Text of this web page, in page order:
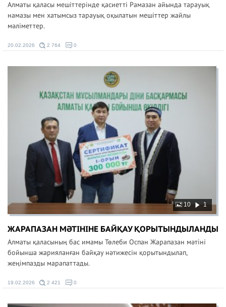
Алматы қаласы мешіттерінде қасиетті Рамазан айында тарауық
намазы мен хатымсыз тарауық оқылатын мешіттер жайлы
мәліметтер.
20.02.2026 2 764 0
10 1
ЖАРАПАЗАН МӘТІНІНЕ БАЙҚАУ ҚОРЫТЫНДЫЛАНДЫ
Алматы қаласының бас имамы Төлеби Оспан Жарапазан мәтіні
бойынша жарияланған байқау нәтижесін қорытындылап,
жеңімпазды марапаттады.
19.02.2026 2 421 0